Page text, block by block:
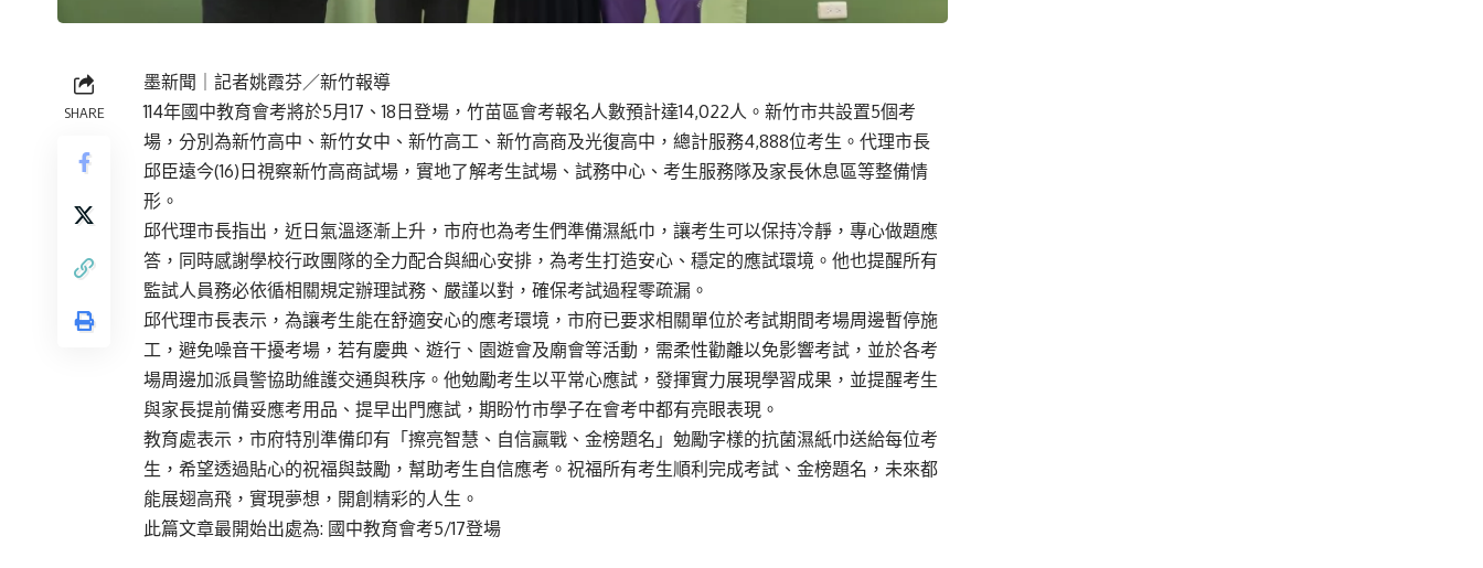
SHARE
墨新聞 ｜記者姚霞芬／新竹報導
114年國中教育會考將於5月17、18日登場，竹苗區會考報名人數預計達14,022人。新竹市共設置5個考
場，分別為新竹高中、新竹女中、新竹高工、新竹高商及光復高中，總計服務4,888位考生。代理市長
邱臣遠今(16)日視察新竹高商試場，實地了解考生試場、試務中心、考生服務隊及家長休息區等整備情
形。
邱代理市長指出，近日氣溫逐漸上升，市府也為考生們準備濕紙巾，讓考生可以保持冷靜，專心做題應
答，同時感謝學校行政團隊的全力配合與細心安排，為考生打造安心、穩定的應試環境。他也提醒所有
監試人員務必依循相關規定辦理試務、嚴謹以對，確保考試過程零疏漏。
邱代理市長表示，為讓考生能在舒適安心的應考環境，市府已要求相關單位於考試期間考場周邊暫停施
工，避免噪音干擾考場，若有慶典、遊行、園遊會及廟會等活動，需柔性勸離以免影響考試，並於各考
場周邊加派員警協助維護交通與秩序。他勉勵考生以平常心應試，發揮實力展現學習成果，並提醒考生
與家長提前備妥應考用品、提早出門應試，期盼竹市學子在會考中都有亮眼表現。
教育處表示，市府特別準備印有「擦亮智慧、自信贏戰、金榜題名」勉勵字樣的抗菌濕紙巾送給每位考
生，希望透過貼心的祝福與鼓勵，幫助考生自信應考。祝福所有考生順利完成考試、金榜題名，未來都
能展翅高飛，實現夢想，開創精彩的人生。
此篇文章最開始出處為: 國中教育會考5/17登場